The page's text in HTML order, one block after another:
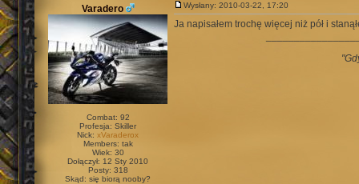
Varadero
Combat: 92
Profesja: Skiller
Nick: xVaraderox
Members: tak
Wiek: 30
Dołączył: 12 Sty 2010
Posty: 318
Skąd: się biorą nooby?
Wysłany: 2010-03-22, 17:20
Ja napisałem trochę więcej niż pół i